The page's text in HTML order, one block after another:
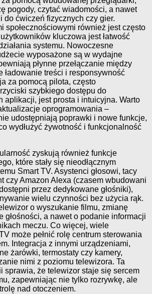
pogody, czytać wiadomości, a nawet
do ćwiczeń fizycznych czy gier.
społecznościowymi również jest często
kluczowa jest łatwość
systemu. Nowoczesne
wyposażone są w wydajne
płynne przełączanie między
ładowanie treści i responsywność
za pomocą pilota, często
szybkiego dostępu do
aplikacji, jest prosta i intuicyjna. Warto
oprogramowania –
udostępniają poprawki i nowe funkcje,
wydłużyć żywotność i funkcjonalność
zyskują również funkcje
które stały się nieodłącznym
Smart TV. Asystenci głosowi, tacy
czy Amazon Alexa (czasem wbudowani
przez dedykowane głośniki),
wielu czynności bez użycia rąk.
o wyszukanie filmu, zmianę
głośności, a nawet o podanie informacji
meczu. Co więcej, wiele
może pełnić rolę centrum sterowania
Integracja z innymi urządzeniami,
żarówki, termostaty czy kamery,
nimi z poziomu telewizora. Ta
sprawia, że telewizor staje się sercem
zapewniając nie tylko rozrywkę, ale
nad otoczeniem.